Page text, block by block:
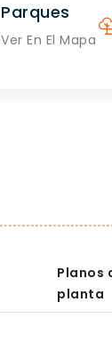
Parques
Ver En El Mapa
Planos
planta